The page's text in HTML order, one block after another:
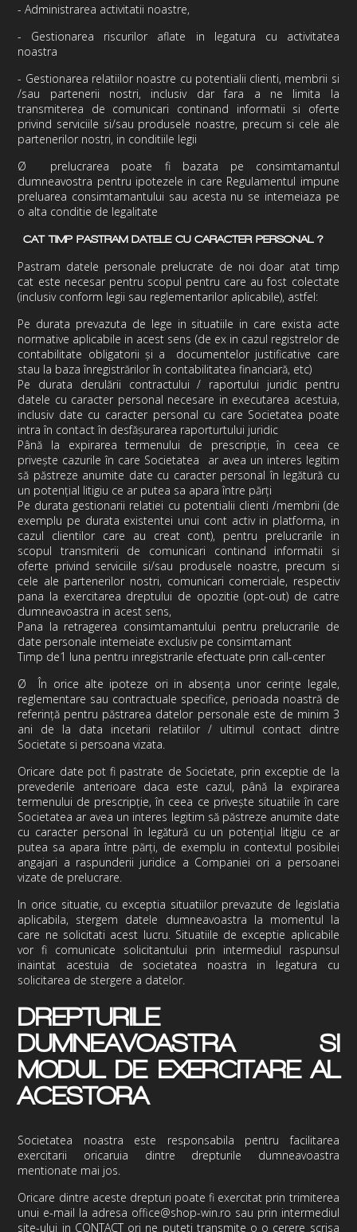
-Administrarea activitatii noastre,
- Gestionarea riscurilor aflate in legatura cu activitatea
noastra
- Gestionarea relatiilor noastre cu potentialii clienti, membrii si
/sau partenerii nostri, inclusiv dar fara a ne limita la
transmiterea de comunicari continand informatii si oferte
privind serviciile si/sau produsele noastre, precum si cele ale
partenerilor nostri, in conditiile legii
Ø prelucrarea poate fi bazata pe consimtamantul
dumneavostra pentru ipotezele in care Regulamentul impune
preluarea consimtamantului sau acesta nu se intemeiaza pe
o alta conditie de legalitate
CAT TIMP PASTRAM DATELE CU CARACTER PERSONAL ?
Pastram datele personale prelucrate de noi doar atat timp
cat este necesar pentru scopul pentru care au fost colectate
(inclusiv conform legii sau reglementarilor aplicabile), astfel:
Pe durata prevazuta de lege in situatiile in care exista acte
normative aplicabile in acest sens (de ex in cazul registrelor de
contabilitate obligatorii și a documentelor justificative care
stau la baza înregistrărilor în contabilitatea financiară, etc)
Pe durata derulării contractului / raportului juridic pentru
datele cu caracter personal necesare in executarea acestuia,
inclusiv date cu caracter personal cu care Societatea poate
intra în contact în desfășurarea raporturtului juridic
Până la expirarea termenului de prescripție, în ceea ce
privește cazurile în care Societatea ar avea un interes legitim
să păstreze anumite date cu caracter personal în legătură cu
un potențial litigiu ce ar putea sa apara între părți
Pe durata gestionarii relatiei cu potentialii clienti /membrii (de
exemplu pe durata existentei unui cont activ in platforma, in
cazul clientilor care au creat cont), pentru prelucrarile in
scopul transmiterii de comunicari continand informatii si
oferte privind serviciile si/sau produsele noastre, precum si
cele ale partenerilor nostri, comunicari comerciale, respectiv
pana la exercitarea dreptului de opozitie (opt-out) de catre
dumneavoastra in acest sens,
Pana la retragerea consimtamantului pentru prelucrarile de
date personale intemeiate exclusiv pe consimtamant
Timp de1 luna pentru inregistrarile efectuate prin call-center
ØÎn orice alte ipoteze ori in absența unor cerințe legale,
reglementare sau contractuale specifice, perioada noastră de
referință pentru păstrarea datelor personale este de minim 3
ani de la data incetarii relatiilor / ultimul contact dintre
Societate si persoana vizata.
Oricare date pot fi pastrate de Societate, prin exceptie de la
prevederile anterioare daca este cazul, până la expirarea
termenului de prescripție, în ceea ce privește situatiile în care
Societatea ar avea un interes legitim să păstreze anumite date
cu caracter personal în legătură cu un potențial litigiu ce ar
putea sa apara între părți, de exemplu in contextul posibilei
angajari a raspunderii juridice a Companiei ori a persoanei
vizate de prelucrare.
In orice situatie, cu exceptia situatiilor prevazute de legislatia
aplicabila, stergem datele dumneavoastra la momentul la
care ne solicitati acest lucru. Situatiile de exceptie aplicabile
vor fi comunicate solicitantului prin intermediul raspunsul
inaintat acestuia de societatea noastra in legatura cu
solicitarea de stergere a datelor.
DREPTURILE
DUMNEAVOASTRA SI
MODUL DE EXERCITARE AL
ACESTORA
Societatea noastra este responsabila pentru facilitarea
exercitarii oricaruia dintre drepturile dumneavoastra
mentionate mai jos.
Oricare dintre aceste drepturi poate fi exercitat prin trimiterea
unui e-mail la adresa office@shop-win.ro sau prin intermediul
site-ului in CONTACTori ne puteti transmite o o cerere scrisa